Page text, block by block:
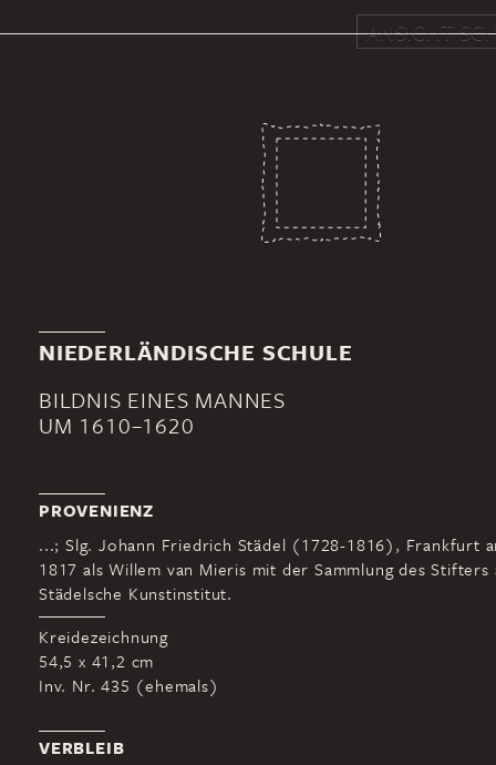
ANSICHT
NIEDERLÄNDISCHE SCHULE
BILDNIS EINES MANNES
UM 1610–1620
PROVENIENZ
...; Slg. Johann Friedrich Städel (1728-1816), Frankfurt
1817 als Willem van Mieris mit der Sammlung des Stifters
Städelsche Kunstinstitut.
Kreidezeichnung
54,5 x 41,2 cm
Inv. Nr. 435 (ehemals)
VERBLEIB